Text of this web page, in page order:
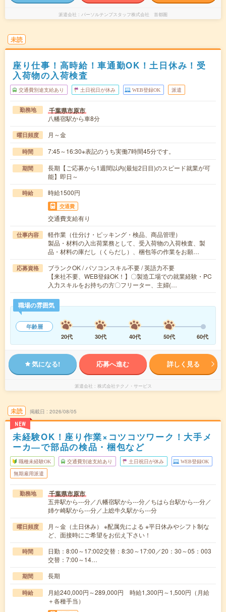
派遣会社 パーソルテンプスタッフ株式会社 首都圏
未読
座り仕事！高時給！車通勤OK！土日休み！受
入荷物の入荷検査
交通費別途支給あり 土日祝日が休み WEB登録OK 派遣
勤務地 千葉県市原市
八幡宿駅から車8分
曜日頻度 月～金
時間 7:45～16:30※表記のうち実働7時間45分です。
期間
長期【ご応募から1週間以内(最短2日目)のスピード就業が可
能】即日～
時給 時給1500円
交通費
交通費支給有り
仕事内容
軽作業（仕分け・ピッキング・検品、商品管理）
製品・材料の入出荷業務として、受入荷物の入荷検査、製
品・材料の庫だし（くらだし）、梱包等の作業をお願…
応募資格
ブランクOK / パソコンスキル不要 / 英語力不要
【来社不要、WEB登録OK！】〇製造工場での就業経験・PC
入力スキルをお持ちの方〇フリーター、主婦(…
職場の雰囲気
年齢層
20代
30代 40代 50代 60代
気になる! 応募へ進む 詳しく見る
派遣会社 株式会社テクノ・サービス
未読
NEW
掲載日 2026/08/05
未経験OK！座り作業×コツコツワーク！大手メ
ーカ―で部品の検品・梱包など
職種未経験OK 交通費別途支給あり 土日祝日が休み WEB登録OK
無期雇用派遣
勤務地 千葉県市原市
五井駅から---分／八幡宿駅から---分／ちはら台駅から---分／
姉ケ崎駅から---分／上総牛久駅から---分
曜日頻度
月～金（土日休み） ※配属先による ※平日休みやシフト制な
ど、面接時にご希望をお伝え下さい！
時間
日勤：8:00～17:002交替：8:30～17:00／20：30～05：003
交替：7:00～14…
期間 長期
時給
月給240,000円～289,000円 時給1,300円～1,500円（月給
＋各種手当）